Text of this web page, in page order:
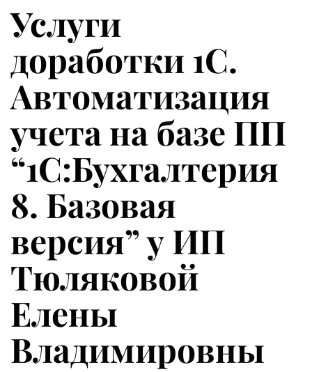
Услуги
доработки 1С.
Автоматизация
учета на базе ПП
“1С:Бухгалтерия
8. Базовая
версия” у ИП
Тюляковой
Елены
Владимировны